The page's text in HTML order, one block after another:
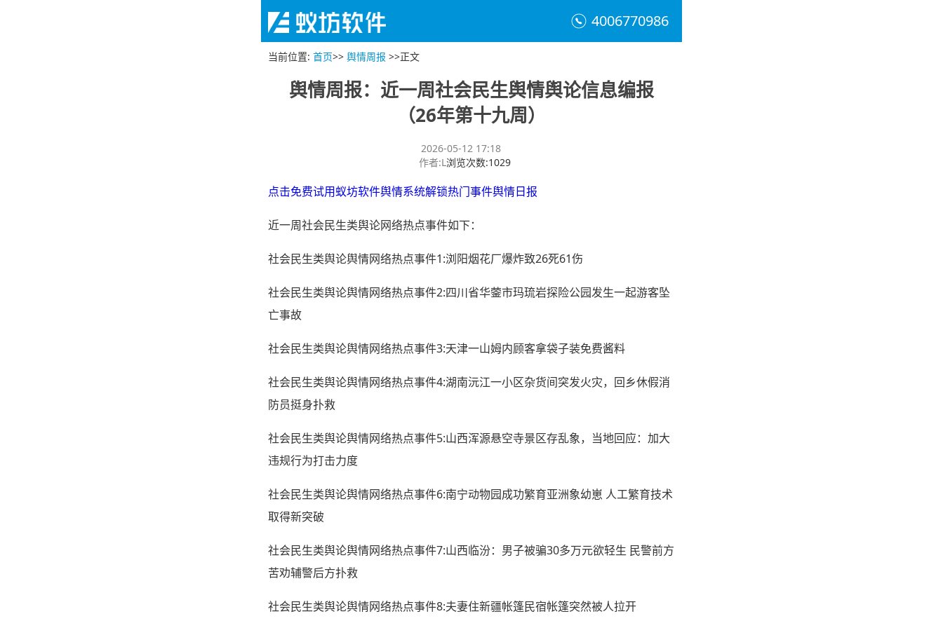
4006770986
当前位置: 首页>> 舆情周报 >>正文
舆情周报：近一周社会民生舆情舆论信息编报
（26年第十九周）
2026-05-12 17:18
作者:L浏览次数:1029
点击免费试用蚁坊软件舆情系统解锁热门事件舆情日报
近一周社会民生类舆论网络热点事件如下：
社会民生类舆论舆情网络热点事件1:浏阳烟花厂爆炸致26死61伤
社会民生类舆论舆情网络热点事件2:四川省华蓥市玛琉岩探险公园‌发生一起游客坠
亡事故
社会民生类舆论舆情网络热点事件3:天津一山姆内顾客拿袋子装免费酱料
社会民生类舆论舆情网络热点事件4:湖南沅江一小区杂货间突发火灾，回乡休假消
防员挺身扑救
社会民生类舆论舆情网络热点事件5:山西浑源悬空寺景区存乱象，当地回应：加大
违规行为打击力度
社会民生类舆论舆情网络热点事件6:南宁动物园成功繁育亚洲象幼崽 人工繁育技术
取得新突破
社会民生类舆论舆情网络热点事件7:山西临汾：男子被骗30多万元欲轻生 民警前方
苦劝辅警后方扑救
社会民生类舆论舆情网络热点事件8:夫妻住新疆帐篷民宿帐篷突然被人拉开